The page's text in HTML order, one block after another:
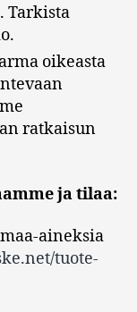
Tarkista
oikeasta
ratkaisun
ja tilaa:
aineksia
tuote-